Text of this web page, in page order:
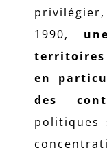
1990,
en
des
politiques